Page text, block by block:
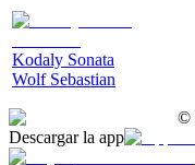
Kodaly Sonata
Wolf Sebastian
©
Descargar la app